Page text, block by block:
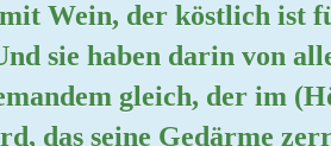
Wein, der köstlich ist
sie haben darin von
gleich, der im
das seine Gedärme